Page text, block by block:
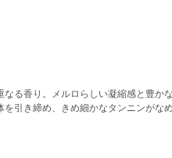
る香り。メルロらしい凝縮感と豊か
引き締め、きめ細かなタンニンがな